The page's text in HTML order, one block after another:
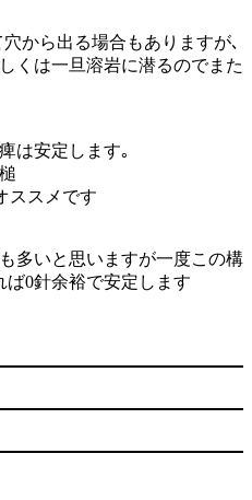
から出る場合もありますが､
くは一旦溶岩に潜るのでまた
は安定します｡
ススメです
多いと思いますが一度この構
ば0針余裕で安定します